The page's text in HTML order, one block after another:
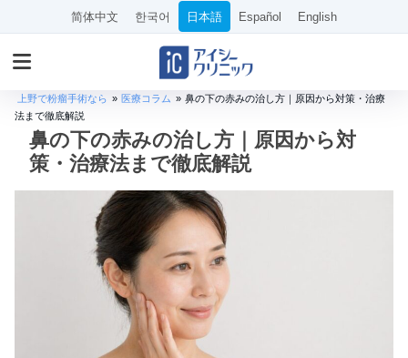
简体中文 한국어 日本語 Español English
上野で粉瘤手術なら » 医療コラム » 鼻の下の赤みの治し方｜原因から対策・治療
法まで徹底解説
鼻の下の赤みの治し方｜原因から対
策・治療法まで徹底解説